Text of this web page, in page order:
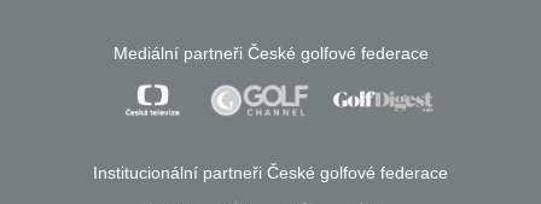
Mediální partneři České golfové federace
Institucionální partneři České golfové federace